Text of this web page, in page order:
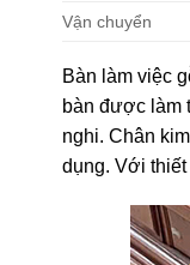
Vận chuyển
Bàn làm việc
bàn được làm
nghi. Chân
dụng. Với